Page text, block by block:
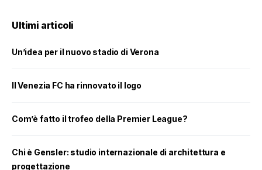
Ultimi articoli
Un’idea per il nuovo stadio di Verona
Il Venezia FC ha rinnovato il logo
Com’è fatto il trofeo della Premier League?
Chi è Gensler: studio internazionale di architettura e
progettazione